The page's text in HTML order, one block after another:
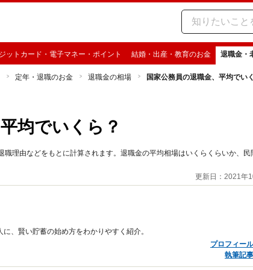
ットカード・電子マネー・ポイント 結婚・出産・教育のお金 退職金・
定年・退職のお金 退職金の相場 国家公務員の退職金、平均でい
均でいくら？
理由などをもとに計算されます。退職金の平均相場はいくらくらいか、民
更新日：2021年
、賢い貯蓄の始め方をわかりやすく紹介。
プロフィー
執筆記